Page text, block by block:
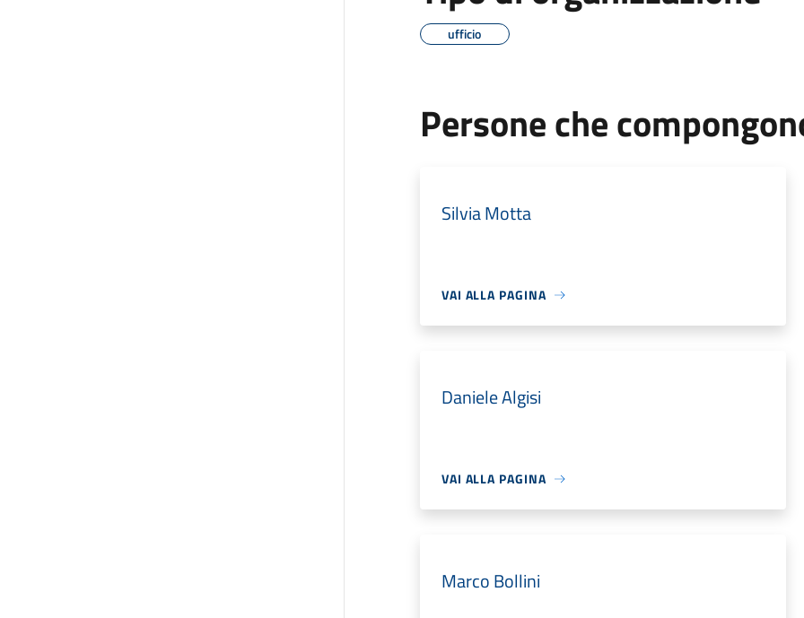
ufficio
Persone che
Silvia Motta
VAI ALLA PAGINA
Daniele Algisi
VAI ALLA PAGINA
Marco Bollini